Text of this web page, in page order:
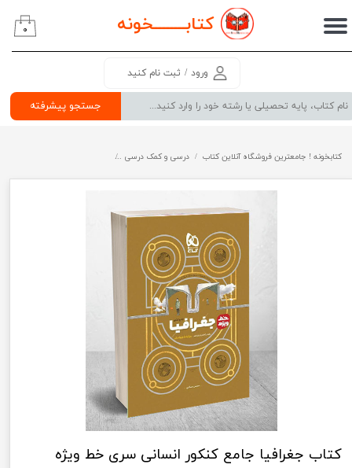
کتابــــــــخونه
جستجو پیشرفته
ورود / ثبت نام کنید
حساب کاربری من
سفارشات
۰
کتابخونه ! جامعترین فروشگاه آنلاین کتاب درسی و کمک درسی
کتاب جغرافیا جامع کنکور انسانی سری خط ویژه